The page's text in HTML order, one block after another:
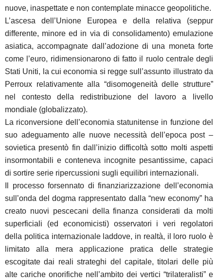
nuove, inaspettate e non contemplate minacce geopolitiche.
L’ascesa dell’Unione Europea e della relativa (seppur
differente, minore ed in via di consolidamento) emulazione
asiatica, accompagnate dall’adozione di una moneta forte
come l’euro, ridimensionarono di fatto il ruolo centrale degli
Stati Uniti, la cui economia si regge sull’assunto illustrato da
Perroux relativamente alla “disomogeneità delle strutture”
nel contesto della redistribuzione del lavoro a livello
mondiale (globalizzato).
La riconversione dell’economia statunitense in funzione del
suo adeguamento alle nuove necessità dell’epoca post –
sovietica presentò fin dall’inizio difficoltà sotto molti aspetti
insormontabili e conteneva incognite pesantissime, capaci
di sortire serie ripercussioni sugli equilibri internazionali.
Il processo forsennato di finanziarizzazione dell’economia
sull’onda del dogma rappresentato dalla “new economy” ha
creato nuovi pescecani della finanza considerati da molti
superficiali (ed economicisti) osservatori i veri regolatori
della politica internazionale laddove, in realtà, il loro ruolo è
limitato alla mera applicazione pratica delle strategie
escogitate dai reali strateghi del capitale, titolari delle più
alte cariche onorifiche nell’ambito dei vertici “trilateralisti” e